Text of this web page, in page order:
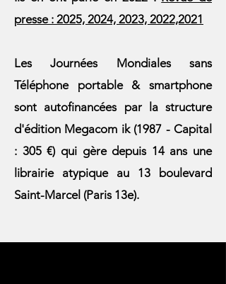
presse : 2025, 2024, 2023, 2022,2021
Les Journées Mondiales sans
Téléphone portable & smartphone
sont autofinancées par la structure
d'édition Megacom ik (1987 - Capital
: 305 €) qui gère depuis 14 ans une
librairie atypique au 13 boulevard
Saint-Marcel (Paris 13e).